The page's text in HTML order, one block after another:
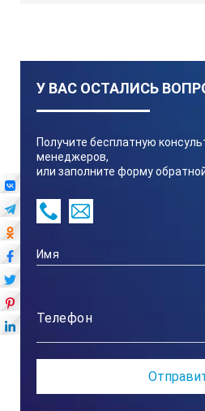
У ВАС ОСТАЛИСЬ
Получите бесплатную
менеджеров,
или заполните форму